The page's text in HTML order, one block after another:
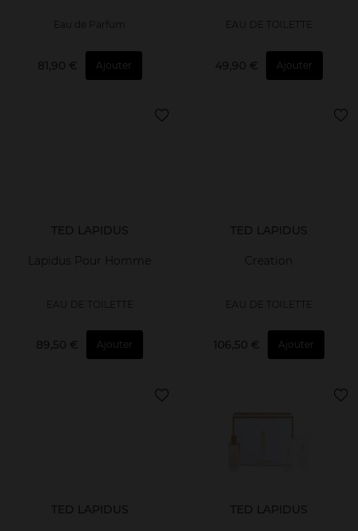
Eau de Parfum
81,90 € Ajouter
EAU DE TOILETTE
49,90 € Ajouter
TED LAPIDUS
Lapidus Pour Homme
EAU DE TOILETTE
89,50 € Ajouter
TED LAPIDUS
Creation
EAU DE TOILETTE
106,50 € Ajouter
TED LAPIDUS TED LAPIDUS